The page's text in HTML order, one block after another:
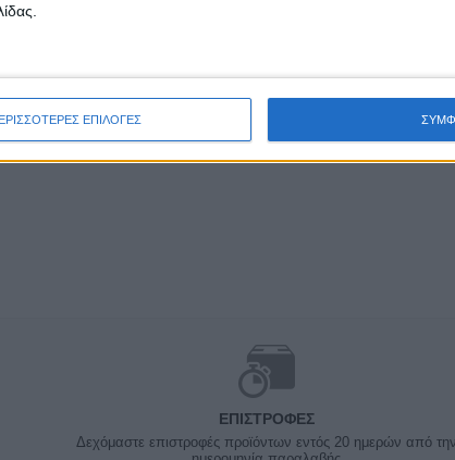
ΕΠΙΛΟΓΕΣ
ΕΠΙΣΤΡΟΦΈΣ
Δεχόμαστε επιστροφές προϊόντων εντός 20 ημερών από την